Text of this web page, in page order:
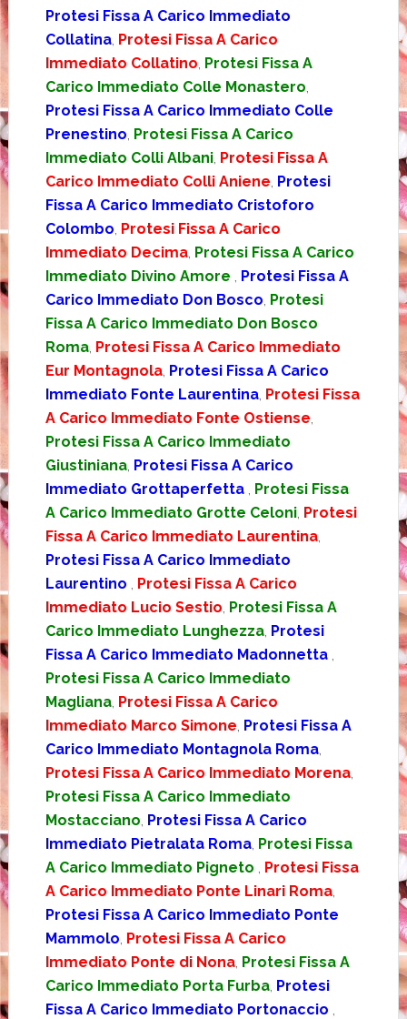
Protesi Fissa A Carico Immediato
Collatina, Protesi Fissa A Carico
Immediato Collatino Protesi Fissa A
Carico Immediato Colle Monastero
Protesi Fissa A Carico Immediato Colle
Prenestino Protesi Fissa A Carico
Immediato Colli Albani, Protesi Fissa A
Carico Immediato Colli Aniene Protesi
Fissa A Carico Immediato Cristoforo
Colombo Protesi Fissa A Carico
Immediato Decima, Protesi Fissa A Carico
Immediato Divino Amore
Protesi Fissa A
Carico Immediato Don Bosco Protesi
Fissa A Carico Immediato Don Bosco
Roma, Protesi Fissa A Carico Immediato
Eur Montagnola, Protesi Fissa A Carico
Immediato Fonte Laurentina, Protesi Fissa
A Carico Immediato Fonte Ostiense
Protesi Fissa A Carico Immediato
Giustiniana, Protesi Fissa A Carico
Immediato Grottaperfetta
Protesi Fissa
A Carico Immediato Grotte Celoni, Protesi
Fissa A Carico Immediato Laurentina,
Protesi Fissa A Carico Immediato
Laurentino
Protesi Fissa A Carico
Immediato Lucio Sestio Protesi Fissa A
Carico Immediato Lunghezza, Protesi
Fissa A Carico Immediato Madonnetta
Protesi Fissa A Carico Immediato
Magliana, Protesi Fissa A Carico
Immediato Marco Simone Protesi Fissa A
Carico Immediato Montagnola Roma,
Protesi Fissa A Carico Immediato Morena,
Protesi Fissa A Carico Immediato
Mostacciano Protesi Fissa A Carico
Immediato Pietralata Roma, Protesi Fissa
A Carico Immediato Pigneto
Protesi Fissa
A Carico Immediato Ponte Linari Roma,
Protesi Fissa A Carico Immediato Ponte
Mammolo Protesi Fissa A Carico
Immediato Ponte di Nona, Protesi Fissa A
Carico Immediato Porta Furba, Protesi
Fissa A Carico Immediato Portonaccio